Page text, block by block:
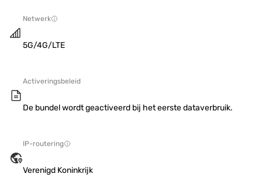
Netwerk
5G/4G/LTE
Activeringsbeleid
De bundel wordt geactiveerd bij het eerste dataverbruik.
IP-routering
Verenigd Koninkrijk